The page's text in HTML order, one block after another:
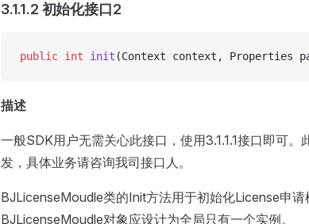
3.1.1.2 初始化接口2
public int init (Context context, Properties
描述
一般SDK用户无需关心此接口，使用3.1.1.1接口即可
发，具体业务请咨询我司接口人。
BJLicenseMoudle类的Init方法用于初始化License申
BJLicenseMoudle对象应设计为全局只有一个实例。